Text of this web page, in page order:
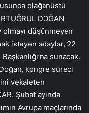
olağanüstü
DOĞAN
olmayı düşünmeyen
isteyen adaylar, 22
sunacak.
kongre süreci
vekaleten
Şubat ayında
Avrupa maçlarında